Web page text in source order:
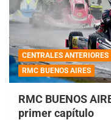
CENTRALES ANTERIORES
RMC BUENOS AIRES
RMC BUENOS
primer capítulo